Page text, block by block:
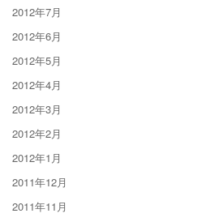
2012年7月
2012年6月
2012年5月
2012年4月
2012年3月
2012年2月
2012年1月
2011年12月
2011年11月